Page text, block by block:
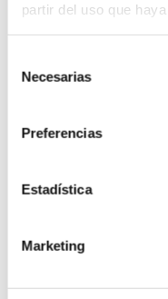
partir del uso que
Necesarias
Preferencias
Estadística
Marketing